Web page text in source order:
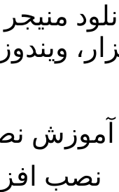
آموزش
نصب